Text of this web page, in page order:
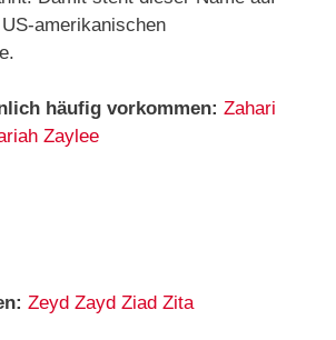
amerikanischen
häufig vorkommen: Zahari
Zaylee
Zeyd Zayd Ziad Zita